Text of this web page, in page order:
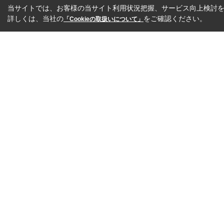
当サイトでは、お客様の当サイト利用状況把握、サービス向上検討
詳しくは、当社の 「Cookieの取扱いについて」 をご確認ください。